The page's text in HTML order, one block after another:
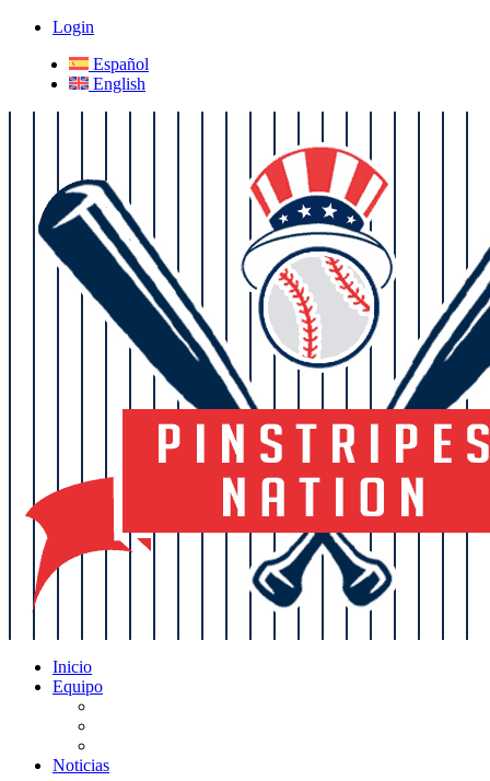
Login
Español
English
Inicio
Equipo
Noticias